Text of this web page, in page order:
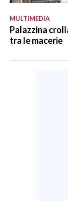
MULTIMEDIA
Palazzina
tra le macerie